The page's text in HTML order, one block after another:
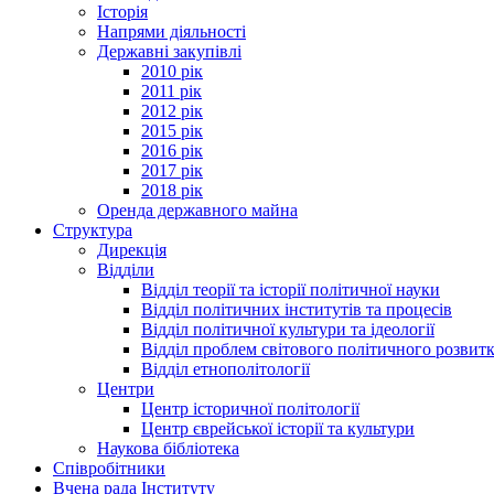
Історія
Напрями діяльності
Державні закупівлі
2010 рік
2011 рік
2012 рік
2015 рік
2016 рік
2017 рік
2018 рік
Оренда державного майна
Структура
Дирекція
Відділи
Відділ теорії та історії політичної науки
Відділ політичних інститутів та процесів
Відділ політичної культури та ідеології
Відділ проблем світового політичного
Відділ етнополітології
Центри
Центр історичної політології
Центр єврейської історії та культури
Наукова бібліотека
Співробітники
Вчена рада Інституту